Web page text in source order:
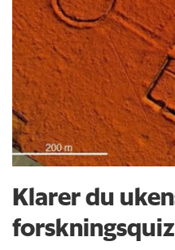
Klarer du